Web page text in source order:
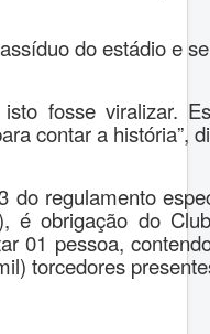
do estádio e
isto fosse viralizar.
contar a história”,
do regulamento
é obrigação do
01 pessoa,
torcedores